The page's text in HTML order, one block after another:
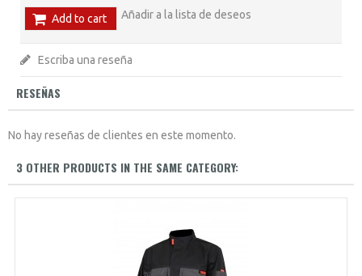
Add to cart Añadir a la lista de deseos
Escriba una reseña
RESEÑAS
No hay reseñas de clientes en este momento.
3 OTHER PRODUCTS IN THE SAME CATEGORY: